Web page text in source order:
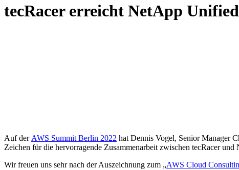
tecRacer erreicht NetApp
Auf derAWS Summit Berlin 2022 hat Dennis Vogel, Senior Manager
Zeichen für die hervorragende Zusammenarbeit zwischen tecRacer und
Wir freuen uns sehr nach der Auszeichnung zum „AWS Cloud